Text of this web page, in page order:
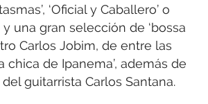
‘Oficial y Caballero’ o
y una gran selección de ‘bossa
Carlos Jobim, de entre las
chica de Ipanema’, además de
guitarrista Carlos Santana.